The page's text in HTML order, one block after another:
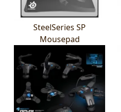
SteelSeries SP
Mousepad